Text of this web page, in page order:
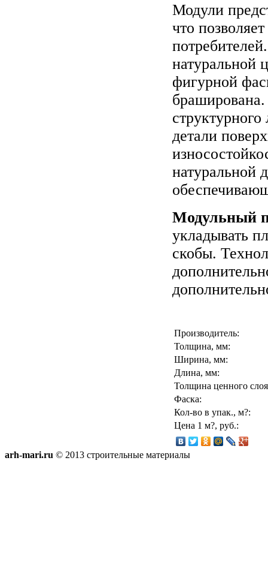
Модули
что
натуральной
фигурной
детали
натуральной
Модульный
укладывать
скобы.
Производитель:
Толщина, мм:
Ширина, мм:
Длина, мм:
Толщина ценного
Фаска:
Кол-во в упак., м?:
Цена 1 м?, руб.:
arh-mari.ru © 2013 строительные материалы